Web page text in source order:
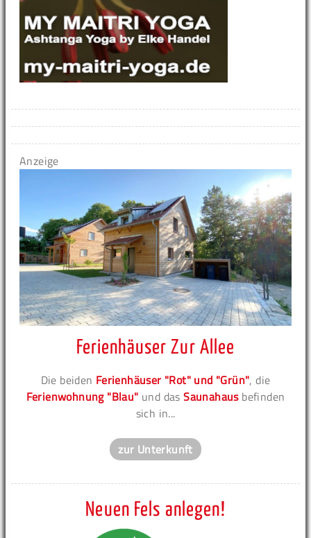
Anzeige
Ferienhäuser Zur Allee
Die beiden Ferienhäuser "Rot" und "Grün", die
Ferienwohnung "Blau" und dasSaunahausbefinden
sich in...
zur Unterkunft
Neuen Fels anlegen!